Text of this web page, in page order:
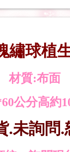
繡球植
材質:布面
公分高約
.未詢問.